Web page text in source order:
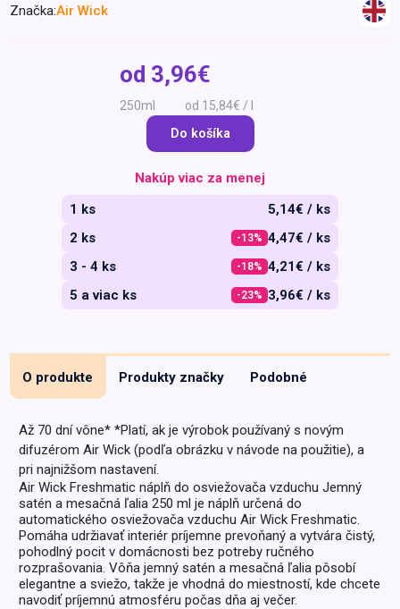
biopotraviny
Drogéria a kozmetika
Domácnosť a kancelária
Domáci miláčikovia
Značka:Air Wick
od 3,96€
250ml od 15,84€ / l
Do košíka
Nakúp viac za menej
1 ks
5,14€ / ks
2 ks
-13% 4,47€ / ks
3 - 4 ks
-18% 4,21€ / ks
5 a viac ks
-23% 3,96€ / ks
O produkte Produkty značky Podobné
Až 70 dní vône* *Platí, ak je výrobok používaný s novým
difuzérom Air Wick (podľa obrázku v návode na použitie), a
pri najnižšom nastavení.
Air Wick Freshmatic náplň do osviežovača vzduchu Jemný
satén a mesačná ľalia 250 ml je náplň určená do
automatického osviežovača vzduchu Air Wick Freshmatic.
Pomáha udržiavať interiér príjemne prevoňaný a vytvára čistý,
pohodlný pocit v domácnosti bez potreby ručného
rozprašovania. Vôňa jemný satén a mesačná ľalia pôsobí
elegantne a sviežo, takže je vhodná do miestností, kde chcete
navodiť príjemnú atmosféru počas dňa aj večer.